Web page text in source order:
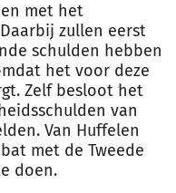
met het
zullen eerst
schulden hebben
het voor deze
Zelf besloot het
van
Van Huffelen
met de Tweede
doen.